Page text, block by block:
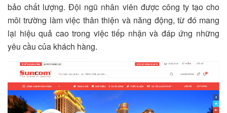
bảo chất lượng. Đội ngũ nhân viên được công ty tạo cho
môi trường làm việc thân thiện và năng động, từ đó mang
lại hiệu quả cao trong việc tiếp nhận và đáp ứng những
yêu cầu của khách hàng.